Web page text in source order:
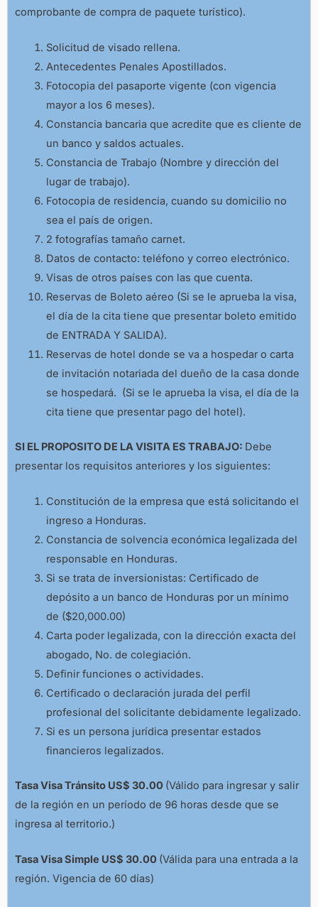
comprobante de compra de paquete turístico).
Solicitud de visado rellena.
Antecedentes Penales Apostillados.
Fotocopia del pasaporte vigente (con vigencia
mayor a los 6 meses).
Constancia bancaria que acredite que es cliente de
un banco y saldos actuales.
Constancia de Trabajo (Nombre y dirección del
lugar de trabajo).
Fotocopia de residencia, cuando su domicilio no
sea el país de origen.
2 fotografías tamaño carnet.
Datos de contacto: teléfono y correo electrónico.
Visas de otros países con las que cuenta.
Reservas de Boleto aéreo (Si se le aprueba la visa,
el día de la cita tiene que presentar boleto emitido
de ENTRADA Y SALIDA).
Reservas de hotel donde se va a hospedar o carta
de invitación notariada del dueño de la casa donde
se hospedará. (Si se le aprueba la visa, el día de la
cita tiene que presentar pago del hotel).
SI EL PROPOSITO DE LA VISITA ES TRABAJO: Debe
presentar los requisitos anteriores y los siguientes:
Constitución de la empresa que está solicitando el
ingreso a Honduras.
Constancia de solvencia económica legalizada del
responsable en Honduras.
Si se trata de inversionistas: Certificado de
depósito a un banco de Honduras por un mínimo
de ($20,000.00)
Carta poder legalizada, con la dirección exacta del
abogado, No. de colegiación.
Definir funciones o actividades.
Certificado o declaración jurada del perfil
profesional del solicitante debidamente legalizado.
Si es un persona jurídica presentar estados
financieros legalizados.
Tasa Visa Tránsito US$ 30.00 (Válido para ingresar y salir
de la región en un período de 96 horas desde que se
ingresa al territorio.)
Tasa Visa Simple US$ 30.00 (Válida para una entrada a la
región. Vigencia de 60 días)